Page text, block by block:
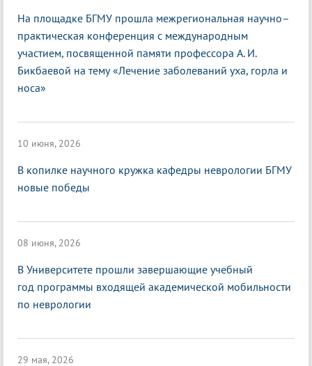
На площадке БГМУ прошла межрегиональная научно–
практическая конференция с международным
участием, посвященной памяти профессора А. И.
Бикбаевой на тему «Лечение заболеваний уха, горла и
носа»
10 июня, 2026
В копилке научного кружка кафедры неврологии БГМУ
новые победы
08 июня, 2026
В Университете прошли завершающие учебный
год программы входящей академической мобильности
по неврологии
29 мая, 2026